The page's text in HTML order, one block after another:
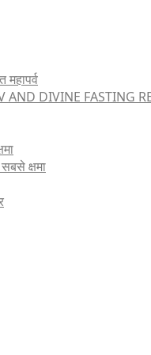
AND DIVINE FASTING
सबसे क्षमा